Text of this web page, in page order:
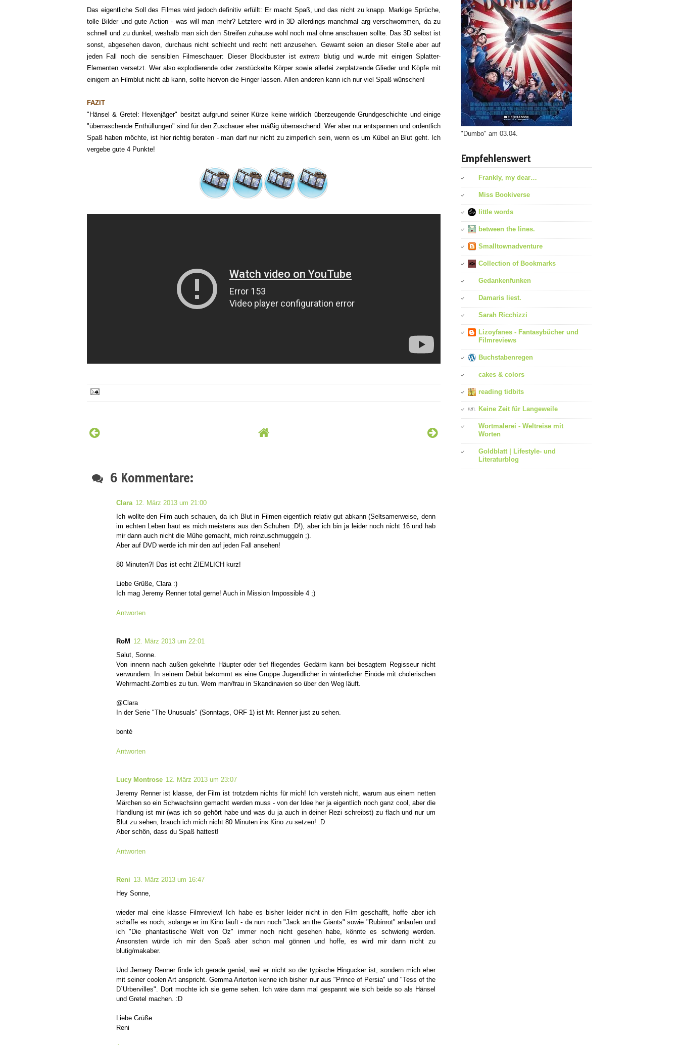
Das eigentliche Soll des Filmes wird jedoch definitiv erfüllt: Er macht Spaß, und das nicht zu knapp. Markige Sprüche,
tolle Bilder und gute Action - was will man mehr? Letztere wird in 3D allerdings manchmal arg verschwommen, da zu
schnell und zu dunkel, weshalb man sich den Streifen zuhause wohl noch mal ohne anschauen sollte. Das 3D selbst ist
sonst, abgesehen davon, durchaus nicht schlecht und recht nett anzusehen. Gewarnt seien an dieser Stelle aber auf
jeden Fall noch die sensiblen Filmeschauer: Dieser Blockbuster istextrem
blutig und wurde mit einigen Splatter-
Elementen versetzt. Wer also explodierende oder zerstückelte Körper sowie allerlei zerplatzende Glieder und Köpfe mit
einigem an Filmblut nicht ab kann, sollte hiervon die Finger lassen. Allen anderen kann ich nur viel Spaß wünschen!
FAZIT
"Hänsel & Gretel: Hexenjäger" besitzt aufgrund seiner Kürze keine wirklich überzeugende Grundgeschichte und einige
"überraschende Enthüllungen" sind für den Zuschauer eher mäßig überraschend. Wer aber nur entspannen und ordentlich
Spaß haben möchte, ist hier richtig beraten - man darf nur nicht zu zimperlich sein, wenn es um Kübel an Blut geht. Ich
vergebe gute 4 Punkte!
6 Kommentare:
Clara 12. März 2013 um 21:00
Ich wollte den Film auch schauen, da ich Blut in Filmen eigentlich relativ gut abkann (Seltsamerweise, denn
im echten Leben haut es mich meistens aus den Schuhen :D!), aber ich bin ja leider noch nicht 16 und hab
mir dann auch nicht die Mühe gemacht, mich reinzuschmuggeln ;).
Aber auf DVD werde ich mir den auf jeden Fall ansehen!
80 Minuten?! Das ist echt ZIEMLICH kurz!
Liebe Grüße, Clara :)
Ich mag Jeremy Renner total gerne! Auch in Mission Impossible 4 ;)
Antworten
RoM 12. März 2013 um 22:01
Salut, Sonne.
Von innenn nach außen gekehrte Häupter oder tief fliegendes Gedärm kann bei besagtem Regisseur nicht
verwundern. In seinem Debüt bekommt es eine Gruppe Jugendlicher in winterlicher Einöde mit cholerischen
Wehrmacht-Zombies zu tun. Wem man/frau in Skandinavien so über den Weg läuft.
@Clara
In der Serie "The Unusuals" (Sonntags, ORF 1) ist Mr. Renner just zu sehen.
bonté
Antworten
Lucy Montrose 12. März 2013 um 23:07
Jeremy Renner ist klasse, der Film ist trotzdem nichts für mich! Ich versteh nicht, warum aus einem netten
Märchen so ein Schwachsinn gemacht werden muss - von der Idee her ja eigentlich noch ganz cool, aber die
Handlung ist mir (was ich so gehört habe und was du ja auch in deiner Rezi schreibst) zu flach und nur um
Blut zu sehen, brauch ich mich nicht 80 Minuten ins Kino zu setzen! :D
Aber schön, dass du Spaß hattest!
Antworten
Reni 13. März 2013 um 16:47
Hey Sonne,
wieder mal eine klasse Filmreview! Ich habe es bisher leider nicht in den Film geschafft, hoffe aber ich
schaffe es noch, solange er im Kino läuft - da nun noch "Jack an the Giants" sowie "Rubinrot" anlaufen und
ich "Die phantastische Welt von Oz" immer noch nicht gesehen habe, könnte es schwierig werden.
Ansonsten würde ich mir den Spaß aber schon mal gönnen und hoffe, es wird mir dann nicht zu
blutig/makaber.
Und Jemery Renner finde ich gerade genial, weil er nicht so der typische Hingucker ist, sondern mich eher
mit seiner coolen Art anspricht. Gemma Arterton kenne ich bisher nur aus "Prince of Persia" und "Tess of the
D`Urbervilles". Dort mochte ich sie gerne sehen. Ich wäre dann mal gespannt wie sich beide so als Hänsel
und Gretel machen. :D
Liebe Grüße
Reni
"Dumbo" am 03.04.
Empfehlenswert
Frankly, my dear…
Miss Bookiverse
little words
between the lines.
Smalltownadventure
Collection of Bookmarks
Gedankenfunken
Damaris liest.
Sarah Ricchizzi
Lizoyfanes - Fantasybücher und
Filmreviews
Buchstabenregen
cakes & colors
reading tidbits
Keine Zeit für Langeweile
Wortmalerei - Weltreise mit
Worten
Goldblatt | Lifestyle- und
Literaturblog